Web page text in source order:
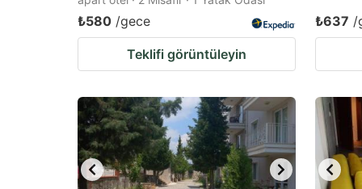
changing
dates.
₺580 /gece
Teklifi görüntüleyin
₺637 /